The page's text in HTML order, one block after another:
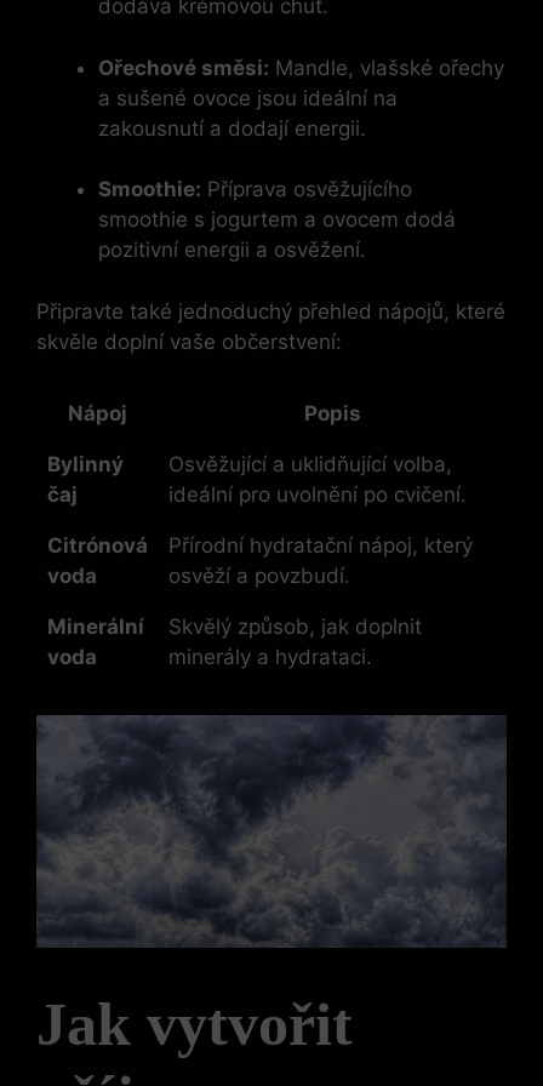
dodává krémovou chuť.
Ořechové směsi: Mandle, vlašské ořechy
a sušené ovoce jsou ideální na
zakousnutí a dodají energii.
Smoothie: Příprava osvěžujícího
smoothie s jogurtem a ovocem dodá
pozitivní energii a osvěžení.
Připravte také jednoduchý přehled nápojů, které
skvěle doplní vaše občerstvení:
Nápoj Popis
Bylinný
čaj
Osvěžující a uklidňující volba,
ideální pro uvolnění po cvičení.
Citrónová
voda
Přírodní hydratační nápoj, který
osvěží a povzbudí.
Minerální
voda
Skvělý způsob, jak doplnit
minerály a hydrataci.
Jak vytvořit